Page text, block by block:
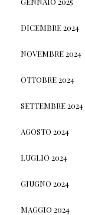
DICEMBRE 2024
NOVEMBRE 2024
OTTOBRE 2024
SETTEMBRE 2024
AGOSTO 2024
LUGLIO 2024
GIUGNO 2024
MAGGIO 2024